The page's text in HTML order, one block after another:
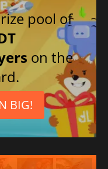
pool of
on the
BIG!